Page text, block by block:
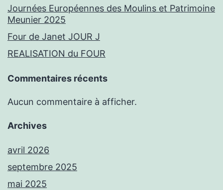
Journées Européennes des Moulins et Patrimoine
Meunier 2025
Four de Janet JOUR J
REALISATION du FOUR
Commentaires récents
Aucun commentaire à afficher.
Archives
avril 2026
septembre 2025
mai 2025